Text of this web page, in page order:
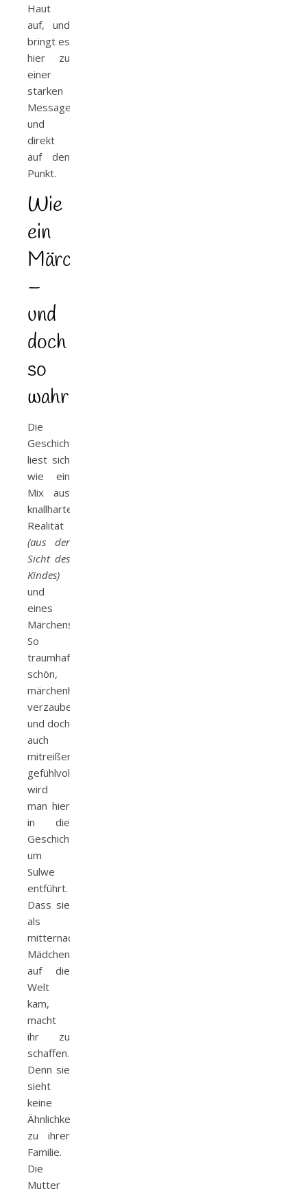
Haut
auf, und
bringt es
hier zu
einer
starken
Message
und
direkt
auf den
Punkt.
Wie
ein
Märchen
–
und
doch
so
wahr
Die
Geschichte
liest sich
wie ein
Mix aus
knallharter
Realität
(aus der
Sicht des
Kindes)
und
eines
Märchens.
So
traumhaft
schön,
märchenhaft
verzaubert
und doch
auch
mitreißend
gefühlvoll
wird
man hier
in die
Geschichte
um
Sulwe
entführt.
Dass sie
als
mitternachtsfarbenens
Mädchen
auf die
Welt
kam,
macht
ihr zu
schaffen.
Denn sie
sieht
keine
Ähnlichkeit
zu ihrer
Familie.
Die
Mutter